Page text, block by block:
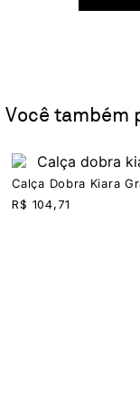
Você também
Calça Dobra Kiara
R$ 104,71